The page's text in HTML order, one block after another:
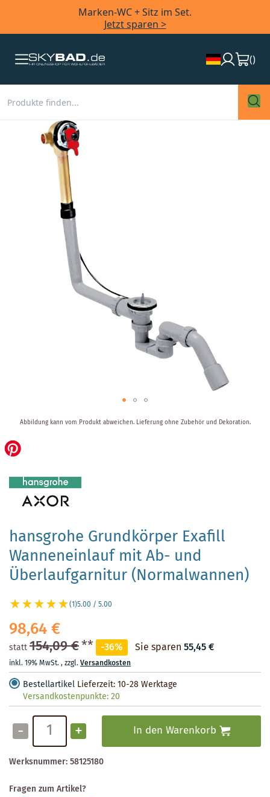
Marken-WC + Sitz im Set.
Jetzt sparen >
()
hansgrohe Grundkörper Exafill
Wanneneinlauf mit Ab- und
Überlaufgarnitur (Normalwannen)
(1)5.00 / 5.00
98,64 €
statt154,09 €** -36% Sie sparen 55,45 €
inkl. 19% MwSt.,zzgl.Versandkosten
Bestellartikel Lieferzeit: 10-28 Werktage
Versandkostenpunkte:20
- + In den Warenkorb
Werksnummer:58125180
Fragen zum Artikel?
Anfang
der
Bildergalerie
Abbildung kann vom Produkt abweichen. Lieferung ohne Zubehör und Dekoration.